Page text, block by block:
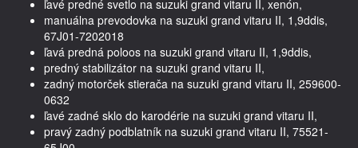
ľavé predné svetlo na suzuki grand vitaru II, xenón,
manuálna prevodovka na suzuki grand vitaru II, 1,9ddis,
67J01-7202018
ľavá predná poloos na suzuki grand vitaru II, 1,9ddis,
predný stabilizátor na suzuki grand vitaru II,
zadný motorček stierača na suzuki grand vitaru II, 259600-
0632
ľavé zadné sklo do karodérie na suzuki grand vitaru II,
pravý zadný podblatník na suzuki grand vitaru II, 75521-